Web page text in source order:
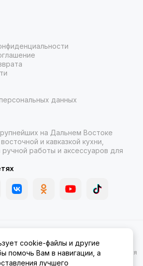
данных
на Дальнем Востоке
и кавказкой кухни,
работы и аксессуаров для
Амуре.Карта сайта
ознакомительный характер и не является
публичной офертой.
cookie-файлы и другие
помочь Вам в навигации, а
лучшего